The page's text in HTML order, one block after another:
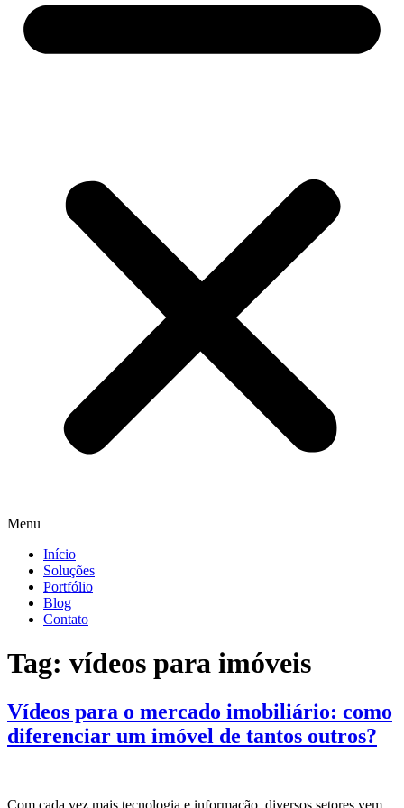
Menu
Início
Soluções
Portfólio
Blog
Contato
Tag: vídeos para imóveis
Vídeos para o mercado imobiliário: como
diferenciar um imóvel de tantos outros?
Com cada vez mais tecnologia e informação, diversos setores vem